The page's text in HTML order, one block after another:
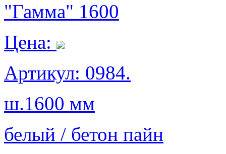
"Гамма" 1600
Цена:
Артикул: 0984.
ш.1600 мм
белый / бетон пайн